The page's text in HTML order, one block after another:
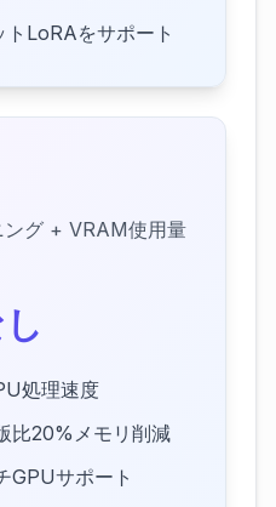
LoRAをサポート
ング + VRAM使用量
処理速度
比20%メモリ削減
GPUサポート